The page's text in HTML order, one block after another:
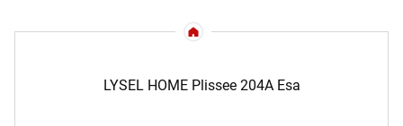
LYSEL HOME Plissee 204A Esa